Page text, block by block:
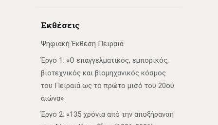
Εκθέσεις
Ψηφιακή Έκθεση Πειραιά
Έργο 1: «Ο επαγγελματικός, εμπορικός,
βιοτεχνικός και βιομηχανικός κόσμος
του Πειραιά ως το πρώτο μισό του 20ού
αιώνα»
Έργο 2: «135 χρόνια από την αποξήρανση